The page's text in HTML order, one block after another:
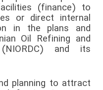
(finance) to
or direct internal
in the plans and
Oil Refining and
and its
planning to attract